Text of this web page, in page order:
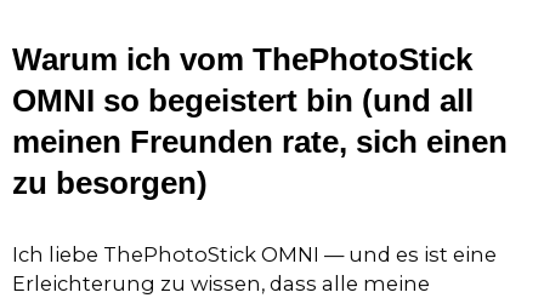
Warum ich vom ThePhotoStick
OMNI so begeistert bin (und all
meinen Freunden rate, sich einen
zu besorgen)
Ich liebe ThePhotoStick OMNI — und es ist eine
Erleichterung zu wissen, dass alle meine